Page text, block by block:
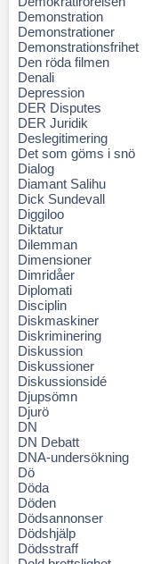
Demonstration
Demonstrationer
Demonstrationsfrihet
Den röda filmen
Denali
Depression
DER Disputes
DER Juridik
Deslegitimering
Det som göms i snö
Dialog
Diamant Salihu
Dick Sundevall
Diggiloo
Diktatur
Dilemman
Dimensioner
Dimridåer
Diplomati
Disciplin
Diskmaskiner
Diskriminering
Diskussion
Diskussioner
Diskussionsidé
Djupsömn
Djurö
DN
DN Debatt
DNA-undersökning
Dö
Döda
Döden
Dödsannonser
Dödshjälp
Dödsstraff